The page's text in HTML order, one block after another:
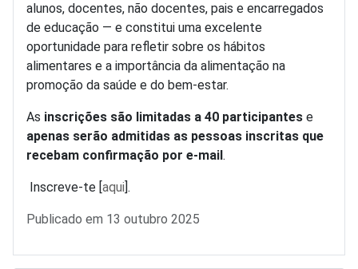
alunos, docentes, não docentes, pais e encarregados
de educação — e constitui uma excelente
oportunidade para refletir sobre os hábitos
alimentares e a importância da alimentação na
promoção da saúde e do bem-estar.
As inscrições são limitadas a 40 participantes e
apenas serão admitidas as pessoas inscritas que
recebam confirmação por e-mail .
Inscreve-te [ aqui ].
Detalhes
Publicado em 13 outubro 2025